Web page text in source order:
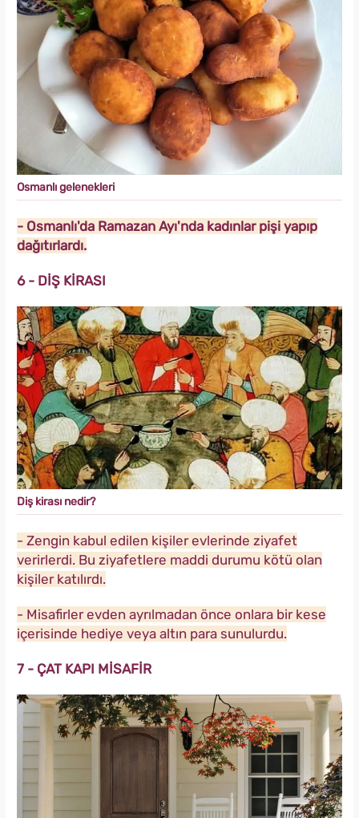
Osmanlı gelenekleri
- Osmanlı'da Ramazan Ayı'nda kadınlar pişi yapıp
dağıtırlardı.
6 - DİŞ KİRASI
Diş kirası nedir?
- Zengin kabul edilen kişiler evlerinde ziyafet
verirlerdi. Bu ziyafetlere maddi durumu kötü olan
kişiler katılırdı.
- Misafirler evden ayrılmadan önce onlara bir kese
içerisinde hediye veya altın para sunulurdu.
7 - ÇAT KAPI MİSAFİR